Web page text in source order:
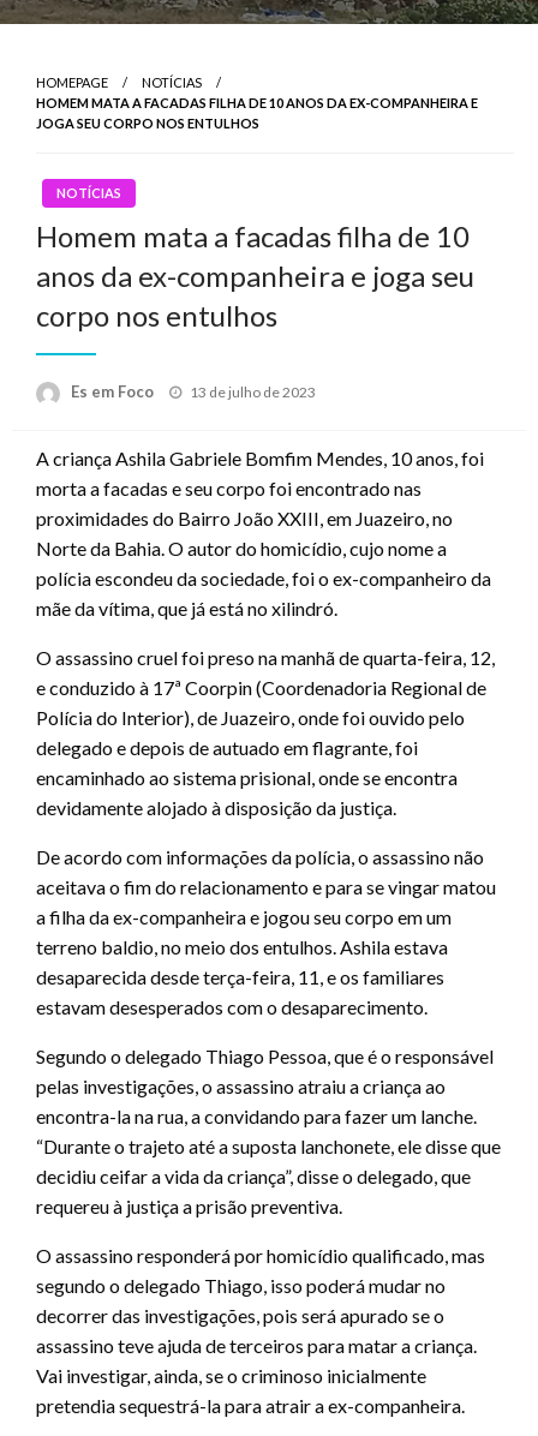
HOMEPAGE
NOTÍCIAS
HOMEM MATA A FACADAS FILHA DE 10 ANOS DA EX-COMPANHEIRA E
JOGA SEU CORPO NOS ENTULHOS
NOTÍCIAS
Homem mata a facadas filha de 10
anos da ex-companheira e joga seu
corpo nos entulhos
Es em Foco
Posted
13 de julho de 2023
A criança Ashila Gabriele Bomfim Mendes, 10 anos, foi
morta a facadas e seu corpo foi encontrado nas
proximidades do Bairro João XXIII, em Juazeiro, no
Norte da Bahia. O autor do homicídio, cujo nome a
polícia escondeu da sociedade, foi o ex-companheiro da
mãe da vítima, que já está no xilindró.
O assassino cruel foi preso na manhã de quarta-feira, 12,
e conduzido à 17ª Coorpin (Coordenadoria Regional de
Polícia do Interior), de Juazeiro, onde foi ouvido pelo
delegado e depois de autuado em flagrante, foi
encaminhado ao sistema prisional, onde se encontra
devidamente alojado à disposição da justiça.
De acordo com informações da polícia, o assassino não
aceitava o fim do relacionamento e para se vingar matou
a filha da ex-companheira e jogou seu corpo em um
terreno baldio, no meio dos entulhos. Ashila estava
desaparecida desde terça-feira, 11, e os familiares
estavam desesperados com o desaparecimento.
Segundo o delegado Thiago Pessoa, que é o responsável
pelas investigações, o assassino atraiu a criança ao
encontra-la na rua, a convidando para fazer um lanche.
“Durante o trajeto até a suposta lanchonete, ele disse que
decidiu ceifar a vida da criança”, disse o delegado, que
requereu à justiça a prisão preventiva.
O assassino responderá por homicídio qualificado, mas
segundo o delegado Thiago, isso poderá mudar no
decorrer das investigações, pois será apurado se o
assassino teve ajuda de terceiros para matar a criança.
Vai investigar, ainda, se o criminoso inicialmente
pretendia sequestrá-la para atrair a ex-companheira.